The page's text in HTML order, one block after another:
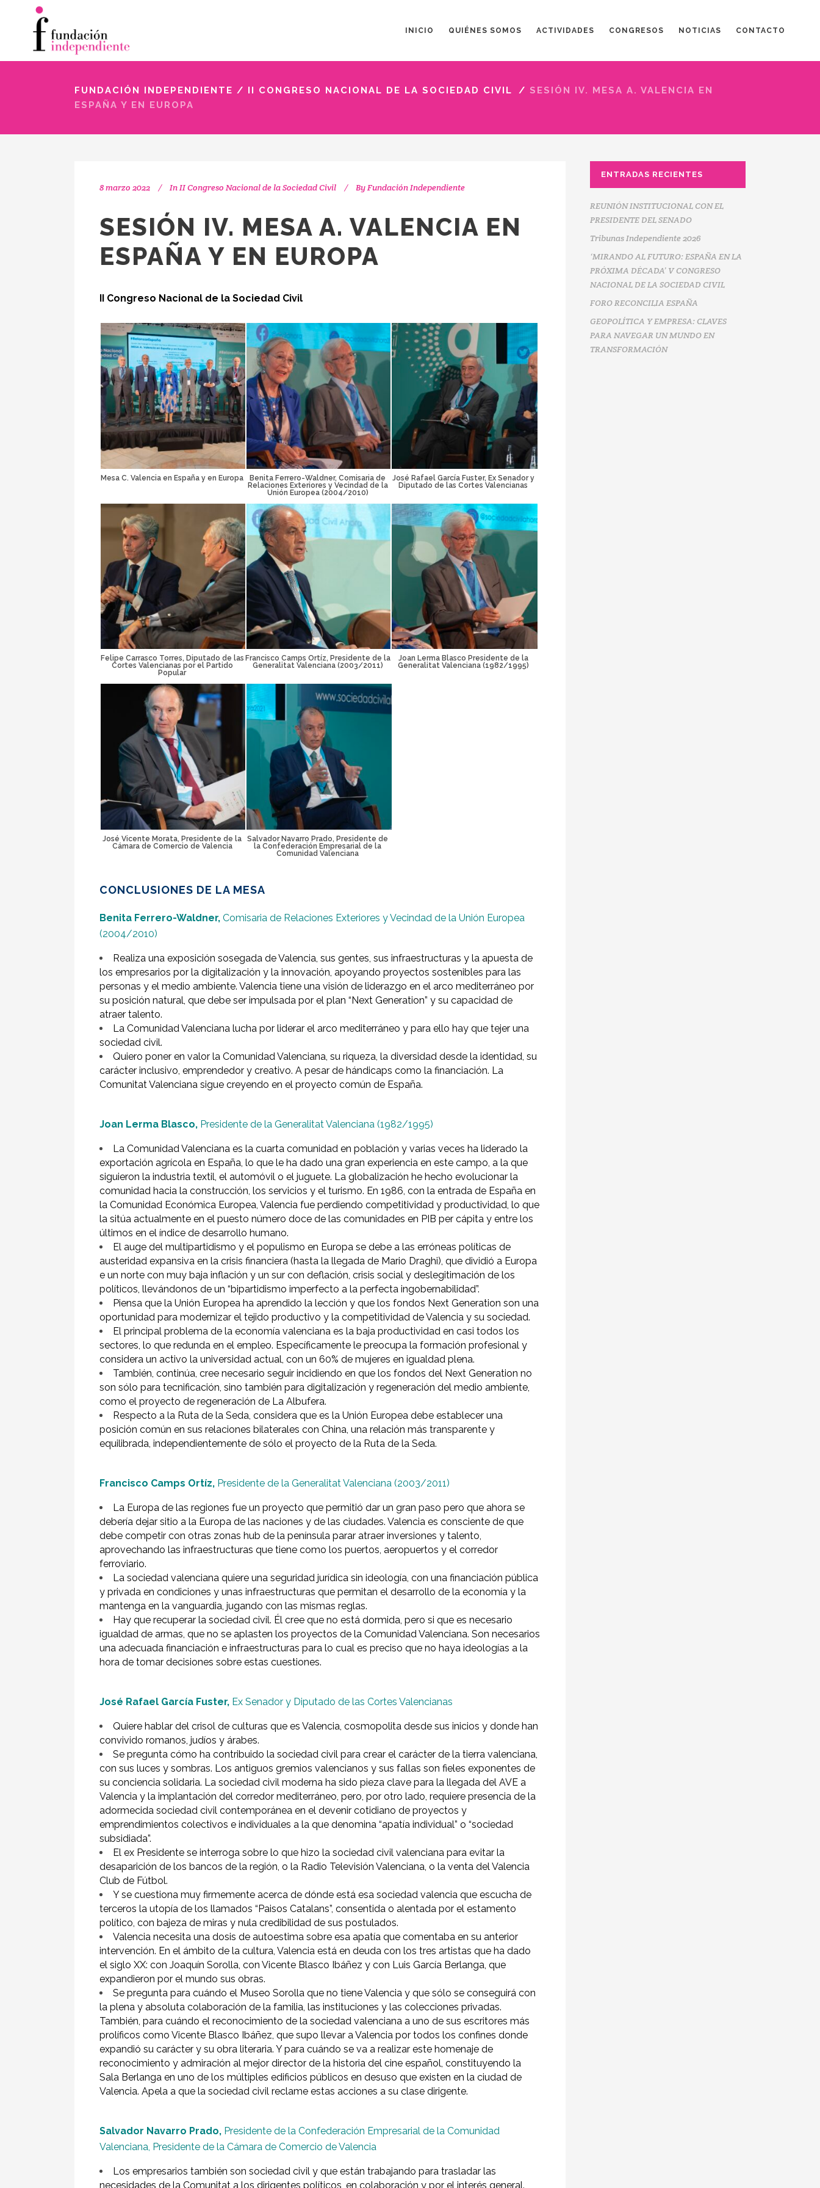
INICIO QUIÉNES SOMOS ACTIVIDADES CONGRESOS NOTICIAS CONTACTO
FUNDACIÓN INDEPENDIENTE / II CONGRESO NACIONAL DE LA SOCIEDAD CIVIL / SESIÓN IV. MESA A. VALENCIA EN
ESPAÑA Y EN EUROPA
8 marzo 2022 InII Congreso Nacional de la Sociedad Civil ByFundación Independiente
SESIÓN IV. MESA A. VALENCIA EN
ESPAÑA Y EN EUROPA
II Congreso Nacional de la Sociedad Civil
Mesa C. Valencia en España y en Europa
Benita Ferrero-Waldner, Comisaria de
Relaciones Exteriores y Vecindad de la
Unión Europea (2004/2010)
José Rafael García Fuster, Ex Senador y
Diputado de las Cortes Valencianas
Felipe Carrasco Torres, Diputado de las
Cortes Valencianas por el Partido
Popular
Francisco Camps Ortíz, Presidente de la
Generalitat Valenciana (2003/2011)
Joan Lerma Blasco Presidente de la
Generalitat Valenciana (1982/1995)
José Vicente Morata, Presidente de la
Cámara de Comercio de Valencia
Salvador Navarro Prado, Presidente de
la Confederación Empresarial de la
Comunidad Valenciana
CONCLUSIONES DE LA MESA
Benita Ferrero-Waldner, Comisaria de Relaciones Exteriores y Vecindad de la Unión Europea
(2004/2010)
Realiza una exposición sosegada de Valencia, sus gentes, sus infraestructuras y la apuesta de
los empresarios por la digitalización y la innovación, apoyando proyectos sostenibles para las
personas y el medio ambiente. Valencia tiene una visión de liderazgo en el arco mediterráneo por
su posición natural, que debe ser impulsada por el plan “Next Generation” y su capacidad de
atraer talento.
La Comunidad Valenciana lucha por liderar el arco mediterráneo y para ello hay que tejer una
sociedad civil.
Quiero poner en valor la Comunidad Valenciana, su riqueza, la diversidad desde la identidad, su
carácter inclusivo, emprendedor y creativo. A pesar de hándicaps como la financiación. La
Comunitat Valenciana sigue creyendo en el proyecto común de España.
Joan Lerma Blasco, Presidente de la Generalitat Valenciana (1982/1995)
La Comunidad Valenciana es la cuarta comunidad en población y varias veces ha liderado la
exportación agrícola en España, lo que le ha dado una gran experiencia en este campo, a la que
siguieron la industria textil, el automóvil o el juguete. La globalización he hecho evolucionar la
comunidad hacia la construcción, los servicios y el turismo. En 1986, con la entrada de España en
la Comunidad Económica Europea, Valencia fue perdiendo competitividad y productividad, lo que
la sitúa actualmente en el puesto número doce de las comunidades en PIB per cápita y entre los
últimos en el índice de desarrollo humano.
El auge del multipartidismo y el populismo en Europa se debe a las erróneas políticas de
austeridad expansiva en la crisis financiera (hasta la llegada de Mario Draghi), que dividió a Europa
e un norte con muy baja inflación y un sur con deflación, crisis social y deslegitimación de los
políticos, llevándonos de un “bipartidismo imperfecto a la perfecta ingobernabilidad”.
Piensa que la Unión Europea ha aprendido la lección y que los fondos Next Generation son una
oportunidad para modernizar el tejido productivo y la competitividad de Valencia y su sociedad.
El principal problema de la economía valenciana es la baja productividad en casi todos los
sectores, lo que redunda en el empleo. Específicamente le preocupa la formación profesional y
considera un activo la universidad actual, con un 60% de mujeres en igualdad plena.
También, continúa, cree necesario seguir incidiendo en que los fondos del Next Generation no
son sólo para tecnificación, sino también para digitalización y regeneración del medio ambiente,
como el proyecto de regeneración de La Albufera.
Respecto a la Ruta de la Seda, considera que es la Unión Europea debe establecer una
posición común en sus relaciones bilaterales con China, una relación más transparente y
equilibrada, independientemente de sólo el proyecto de la Ruta de la Seda.
Francisco Camps Ortíz, Presidente de la Generalitat Valenciana (2003/2011)
La Europa de las regiones fue un proyecto que permitió dar un gran paso pero que ahora se
debería dejar sitio a la Europa de las naciones y de las ciudades. Valencia es consciente de que
debe competir con otras zonas hub de la península parar atraer inversiones y talento,
aprovechando las infraestructuras que tiene como los puertos, aeropuertos y el corredor
ferroviario.
La sociedad valenciana quiere una seguridad jurídica sin ideología, con una financiación pública
y privada en condiciones y unas infraestructuras que permitan el desarrollo de la economía y la
mantenga en la vanguardia, jugando con las mismas reglas.
Hay que recuperar la sociedad civil. Él cree que no está dormida, pero si que es necesario
igualdad de armas, que no se aplasten los proyectos de la Comunidad Valenciana. Son necesarios
una adecuada financiación e infraestructuras para lo cual es preciso que no haya ideologías a la
hora de tomar decisiones sobre estas cuestiones.
José Rafael García Fuster, Ex Senador y Diputado de las Cortes Valencianas
Quiere hablar del crisol de culturas que es Valencia, cosmopolita desde sus inicios y donde han
convivido romanos, judíos y árabes.
Se pregunta cómo ha contribuido la sociedad civil para crear el carácter de la tierra valenciana,
con sus luces y sombras. Los antiguos gremios valencianos y sus fallas son fieles exponentes de
su conciencia solidaria. La sociedad civil moderna ha sido pieza clave para la llegada del AVE a
Valencia y la implantación del corredor mediterráneo, pero, por otro lado, requiere presencia de la
adormecida sociedad civil contemporánea en el devenir cotidiano de proyectos y
emprendimientos colectivos e individuales a la que denomina “apatía individual” o “sociedad
subsidiada”.
El ex Presidente se interroga sobre lo que hizo la sociedad civil valenciana para evitar la
desaparición de los bancos de la región, o la Radio Televisión Valenciana, o la venta del Valencia
Club de Fútbol.
Y se cuestiona muy firmemente acerca de dónde está esa sociedad valencia que escucha de
terceros la utopía de los llamados “Paisos Catalans”, consentida o alentada por el estamento
político, con bajeza de miras y nula credibilidad de sus postulados.
Valencia necesita una dosis de autoestima sobre esa apatía que comentaba en su anterior
intervención. En el ámbito de la cultura, Valencia está en deuda con los tres artistas que ha dado
el siglo XX: con Joaquín Sorolla, con Vicente Blasco Ibáñez y con Luis García Berlanga, que
expandieron por el mundo sus obras.
Se pregunta para cuándo el Museo Sorolla que no tiene Valencia y que sólo se conseguirá con
la plena y absoluta colaboración de la familia, las instituciones y las colecciones privadas.
También, para cuándo el reconocimiento de la sociedad valenciana a uno de sus escritores más
prolíficos como Vicente Blasco Ibáñez, que supo llevar a Valencia por todos los confines donde
expandió su carácter y su obra literaria. Y para cuándo se va a realizar este homenaje de
reconocimiento y admiración al mejor director de la historia del cine español, constituyendo la
Sala Berlanga en uno de los múltiples edificios públicos en desuso que existen en la ciudad de
Valencia. Apela a que la sociedad civil reclame estas acciones a su clase dirigente.
Salvador Navarro Prado, Presidente de la Confederación Empresarial de la Comunidad
Valenciana, Presidente de la Cámara de Comercio de Valencia
Los empresarios también son sociedad civil y que están trabajando para trasladar las
necesidades de la Comunitat a los dirigentes políticos, en colaboración y por el interés general.
ENTRADAS RECIENTES
REUNIÓN INSTITUCIONAL CON EL
PRESIDENTE DEL SENADO
Tribunas Independiente 2026
‘MIRANDO AL FUTURO: ESPAÑA EN LA
PRÓXIMA DÉCADA’ V CONGRESO
NACIONAL DE LA SOCIEDAD CIVIL
FORO RECONCILIA ESPAÑA
GEOPOLÍTICA Y EMPRESA: CLAVES
PARA NAVEGAR UN MUNDO EN
TRANSFORMACIÓN